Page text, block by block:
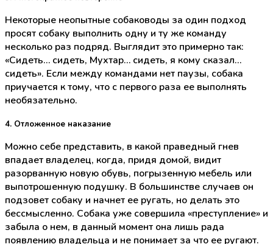
Некоторые неопытные собаководы за один подход
просят собаку выполнить одну и ту же команду
несколько раз подряд. Выглядит это примерно так:
«Сидеть… сидеть, Мухтар… сидеть, я кому сказал…
сидеть». Если между командами нет паузы, собака
приучается к тому, что с первого раза ее выполнять
необязательно.
4. Отложенное наказание
Можно себе представить, в какой праведный гнев
впадает владелец, когда, придя домой, видит
разорванную новую обувь, погрызенную мебель или
выпотрошенную подушку. В большинстве случаев он
подзовет собаку и начнет ее ругать, но делать это
бессмысленно. Собака уже совершила «преступление» и
забыла о нем, в данный момент она лишь рада
появлению владельца и не понимает за что ее ругают.